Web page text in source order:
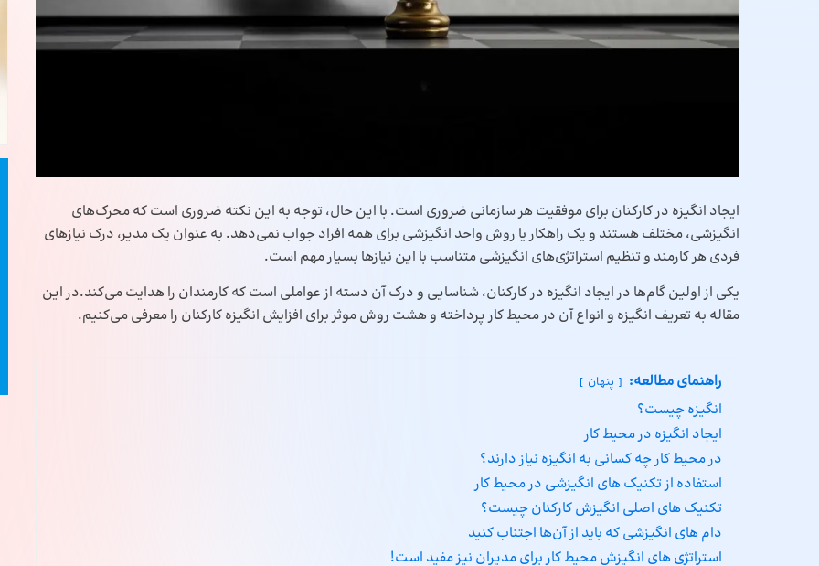
ایجاد انگیزه در کارکنان برای موفقیت هر سازمانی ضروری است. با این حال، توجه به این نکته ضروری است که محرک‌های
انگیزشی، مختلف هستند و یک راهکار یا روش واحد انگیزشی برای همه افراد جواب نمی‌دهد. به عنوان یک مدیر، درک نیازهای
فردی هر کارمند و تنظیم استراتژی‌های انگیزشی متناسب با این نیازها بسیار مهم است.
یکی از اولین گام‌ها در ایجاد انگیزه در کارکنان، شناسایی و درک آن دسته از عواملی است که کارمندان را هدایت می‌کند.در این
مقاله به تعریف انگیزه و انواع آن در محیط کار پرداخته و هشت روش موثر برای افزایش انگیزه کارکنان را معرفی می‌کنیم.
راهنمای مطالعه: پنهان
انگیزه چیست؟
ایجاد انگیزه در محیط کار
در محیط کار چه کسانی به انگیزه نیاز دارند؟
استفاده از تکنیک‌ های انگیزشی در محیط کار
تکنیک ‌های اصلی انگیزش کارکنان چیست؟
دام‌ های انگیزشی که باید از آن‌ها اجتناب کنید
استراتژی ‌های انگیزش محیط کار برای مدیران نیز مفید است!